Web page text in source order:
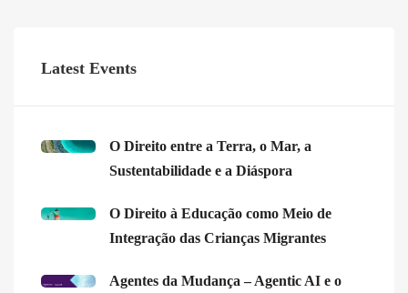
Latest Events
O Direito entre a Terra, o Mar, a
Sustentabilidade e a Diáspora
O Direito à Educação como Meio de
Integração das Crianças Migrantes
Agentes da Mudança – Agentic AI e o